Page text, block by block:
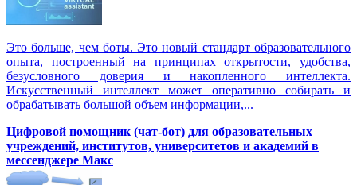
Это больше, чем боты. Это новый стандарт образовательного
опыта, построенный на принципах открытости, удобства,
безусловного доверия и накопленного интеллекта.
Искусственный интеллект может оперативно собирать и
обрабатывать большой объем информации,...
Цифровой помощник (чат-бот) для образовательных
учреждений, институтов, университетов и академий в
мессенджере Макс